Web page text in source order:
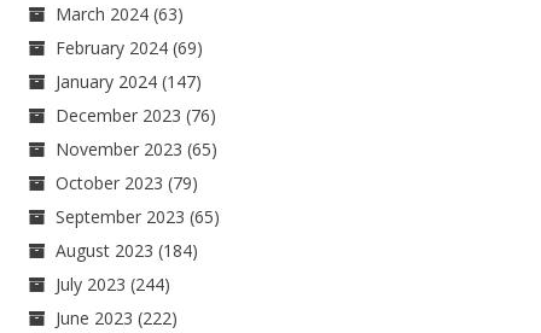
March 2024 (63)
February 2024 (69)
January 2024 (147)
December 2023 (76)
November 2023 (65)
October 2023 (79)
September 2023 (65)
August 2023 (184)
July 2023 (244)
June 2023 (222)